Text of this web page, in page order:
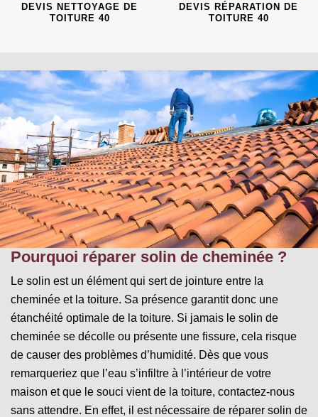
DEVIS NETTOYAGE DE
TOITURE 40
DEVIS RÉPARATION DE
TOITURE 40
Pourquoi réparer solin de cheminée ?
Le solin est un élément qui sert de jointure entre la
cheminée et la toiture. Sa présence garantit donc une
étanchéité optimale de la toiture. Si jamais le solin de
cheminée se décolle ou présente une fissure, cela risque
de causer des problèmes d’humidité. Dès que vous
remarqueriez que l’eau s’infiltre à l’intérieur de votre
maison et que le souci vient de la toiture, contactez-nous
sans attendre. En effet, il est nécessaire de réparer solin de